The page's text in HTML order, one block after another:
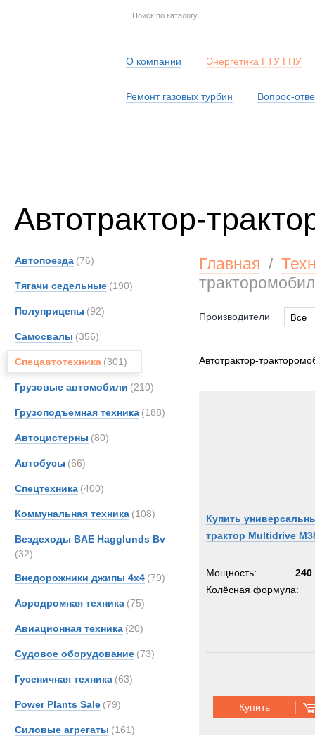
О компании Энергетика ГТУ ГПУ
Ремонт газовых турбин Вопрос-
Автотрактор-
Автопоезда (76)
Тягачи седельные (190)
Полуприцепы (92)
Самосвалы (356)
Спецавтотехника (301)
Грузовые автомобили (210)
Грузоподъемная техника (188)
Автоцистерны (80)
Автобусы (66)
Спецтехника (400)
Коммунальная техника (108)
Вездеходы BAE Hagglunds Bv
(32)
Внедорожники джипы 4х4 (79)
Аэродромная техника (75)
Авиационная техника (20)
Судовое оборудование (73)
Гусеничная техника (63)
Power Plants Sale (79)
Силовые агрегаты (161)
Главная /
Производители
Все
Автотрактор-
Купить
трактор Multidrive
Мощность:
240
Колёсная формула:
Купить